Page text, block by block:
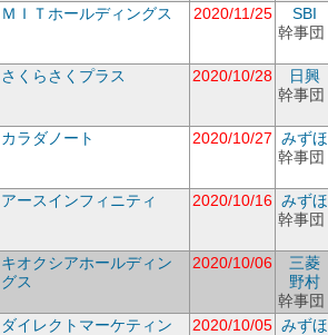
ＭＩＴホールディングス 2020/11/25
SBI
幹事団
さくらさくプラス 2020/10/28
日興
幹事団
カラダノート 2020/10/27 みずほ
幹事団
アースインフィニティ 2020/10/16 みずほ
幹事団
キオクシアホールディン
グス
2020/10/06
三菱
野村
幹事団
ダイレクトマーケティン
2020/10/05 みずほ